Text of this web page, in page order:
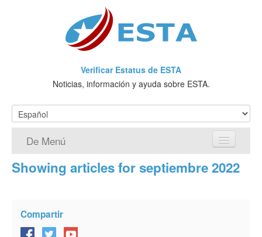
Verificar Estatus de ESTA
Noticias, información y ayuda sobre ESTA.
De Menú
Página de inicio
¿Qué es ESTA?
Showing articles for septiembre 2022
Compartir